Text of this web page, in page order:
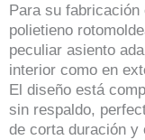
Para su fabricación
polietieno
peculiar asiento
interior como en
El diseño está
sin respaldo,
de corta duración y